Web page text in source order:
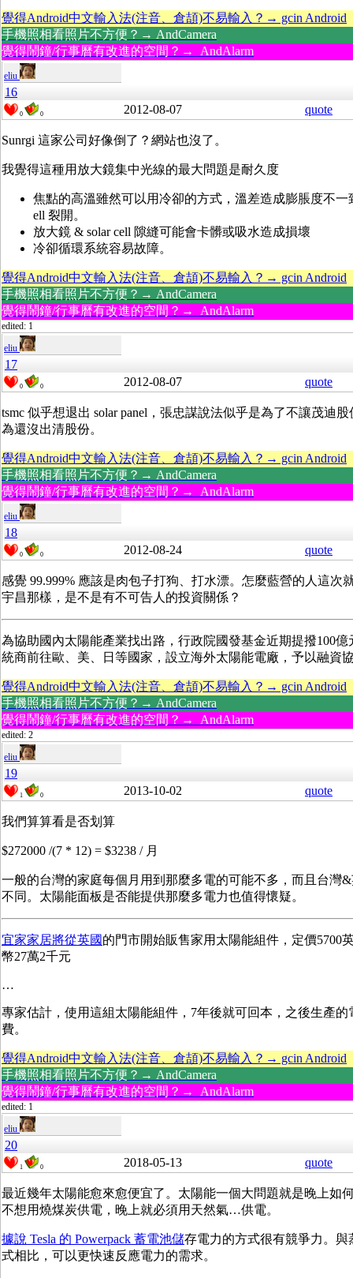
覺得Android中文輸入法(注音、倉頡)不易輸入？→ gcin Android
手機照相看照片不方便？→ AndCamera
覺得鬧鐘/行事曆有改進的空間？→ AndAlarm
eliu
16
0 0 2012-08-07 quote
Sunrgi 這家公司好像倒了？網站也沒了。
我覺得這種用放大鏡集中光線的最大問題是耐久度
焦點的高溫雖然可以用冷卻的方式，溫差造成膨脹度不一
ell 裂開。
放大鏡 & solar cell 隙縫可能會卡髒或吸水造成損壞
冷卻循環系統容易故障。
覺得Android中文輸入法(注音、倉頡)不易輸入？→ gcin Android
手機照相看照片不方便？→ AndCamera
覺得鬧鐘/行事曆有改進的空間？→ AndAlarm
edited: 1
eliu
17
0 0 2012-08-07 quote
tsmc 似乎想退出 solar panel，張忠謀說法似乎是為了不讓茂迪
為還沒出清股份。
覺得Android中文輸入法(注音、倉頡)不易輸入？→ gcin Android
手機照相看照片不方便？→ AndCamera
覺得鬧鐘/行事曆有改進的空間？→ AndAlarm
eliu
18
0 0 2012-08-24 quote
感覺 99.999% 應該是肉包子打狗、打水漂。怎麼藍營的人這次
宇昌那樣，是不是有不可告人的投資關係？
為協助國內太陽能產業找出路，行政院國發基金近期提撥100億
統商前往歐、美、日等國家，設立海外太陽能電廠，予以融資
覺得Android中文輸入法(注音、倉頡)不易輸入？→ gcin Android
手機照相看照片不方便？→ AndCamera
覺得鬧鐘/行事曆有改進的空間？→ AndAlarm
edited: 2
eliu
19
1 0 2013-10-02 quote
我們算算看是否划算
$272000 /(7 * 12) = $3238 / 月
一般的台灣的家庭每個月用到那麼多電的可能不多，而且台灣
不同。太陽能面板是否能提供那麼多電力也值得懷疑。
宜家家居將從英國的門市開始販售家用太陽能組件，定價5700
幣27萬2千元
…
專家估計，使用這組太陽能組件，7年後就可回本，之後生產的
費。
覺得Android中文輸入法(注音、倉頡)不易輸入？→ gcin Android
手機照相看照片不方便？→ AndCamera
覺得鬧鐘/行事曆有改進的空間？→ AndAlarm
edited: 1
eliu
20
1 0 2018-05-13 quote
最近幾年太陽能愈來愈便宜了。太陽能一個大問題就是晚上如
不想用燒煤炭供電，晚上就必須用天然氣…供電。
據說 Tesla 的 Powerpack 蓄電池儲存電力的方式很有競爭力。與
式相比，可以更快速反應電力的需求。